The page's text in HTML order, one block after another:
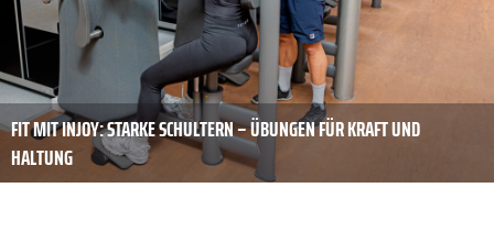
FIT MIT INJOY: STARKE SCHULTERN – ÜBUNGEN FÜR KRAFT UND
HALTUNG